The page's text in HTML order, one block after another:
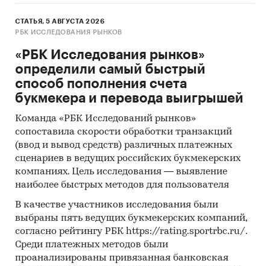
СТАТЬЯ, 5 АВГУСТА 2026
РБК ИССЛЕДОВАНИЯ РЫНКОВ
«РБК Исследования рынков»
определили самый быстрый
способ пополнения счета
букмекера и перевода выигрышей
Команда «РБК Исследований рынков»
сопоставила скорости обработки транзакций
(ввод и вывод средств) различных платежных
сценариев в ведущих российских букмекерских
компаниях. Цель исследования — выявление
наиболее быстрых методов для пользователя
В качестве участников исследования были
выбраны пять ведущих букмекерских компаний,
согласно рейтингу РБК https://rating.sportrbc.ru/.
Среди платежных методов были
проанализированы привязанная банковская